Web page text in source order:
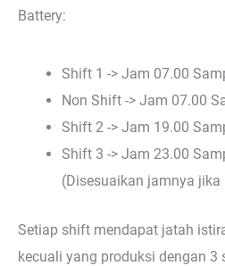
Battery:
Shift 1 -> Jam 07.00
Non Shift -> Jam 07.00
Shift 2 -> Jam 19.00
Shift 3 -> Jam 23.00
(Disesuaikan jamnya
Setiap shift mendapat jatah
kecuali yang produksi dengan